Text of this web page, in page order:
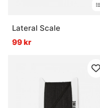
Lateral Scale
99 kr